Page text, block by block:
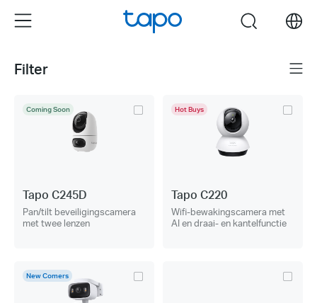
the
Menu search
Filter Menu
Coming Soon
Tapo C245D
Pan/tilt beveiligingscamera
met twee lenzen
Hot Buys
Tapo C220
Wifi-bewakingscamera met
AI en draai- en kantelfunctie
New Comers